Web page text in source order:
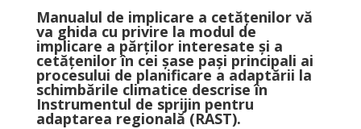
Manualul de implicare a cetățenilor vă
va ghida cu privire la modul de
implicare a părților interesate și a
cetățenilor în cei șase pași principali ai
procesului de planificare a adaptării la
schimbările climatice descrise în
Instrumentul de sprijin pentru
adaptarea regională (RAST).